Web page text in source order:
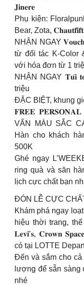
𝐉𝐢𝐧𝐞𝐫𝐞
Phụ kiện:
Bear, Zota,
NHẬN NGAY
từ đối tác K-Color
với hóa đơn từ 1
NHẬN NGAY 𝐓𝐮́𝐢
triệu
ĐẶC BIỆT, khung
𝐅𝐑𝐄𝐄 𝐏𝐄𝐑𝐒𝐎𝐍𝐀𝐋
VẤN MÀU SẮC
Hàn cho khách
500K
Ghé ngay
ring quà và săn
lịch cực chất bạn
ĐÓN LỄ CỰC
Khám phá ngay
hiệu thời trang, thể
𝐋𝐞𝐯𝐢’𝐬, 𝐂𝐫𝐨𝐰𝐧
có tại LOTTE
Đến và sắm cho
lượng để sẵn sàng
nhé